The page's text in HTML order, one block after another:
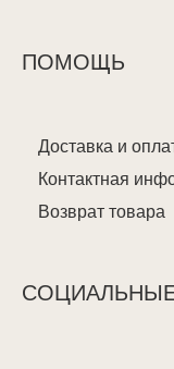
ПОМОЩЬ
Доставка и
Контактная
Возврат товара